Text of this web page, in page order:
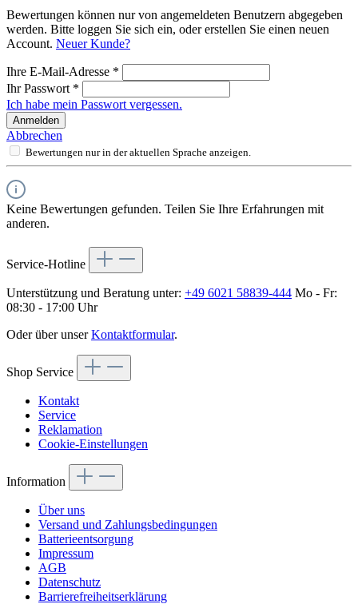
Bewertungen können nur von angemeldeten Benutzern abgegeben
werden. Bitte loggen Sie sich ein, oder erstellen Sie einen neuen
Account. Neuer Kunde?
Ihre E-Mail-Adresse *
Ihr Passwort *
Ich habe mein Passwort vergessen.
Anmelden
Abbrechen
Bewertungen nur in der aktuellen Sprache anzeigen.
Keine Bewertungen gefunden. Teilen Sie Ihre Erfahrungen mit
anderen.
Service-Hotline
Unterstützung und Beratung unter: +49 6021 58839-444 Mo - Fr:
08:30 - 17:00 Uhr
Oder über unserKontaktformular.
Shop Service
Kontakt
Service
Reklamation
Cookie-Einstellungen
Information
Über uns
Versand und Zahlungsbedingungen
Batterieentsorgung
Impressum
AGB
Datenschutz
Barrierefreiheitserklärung